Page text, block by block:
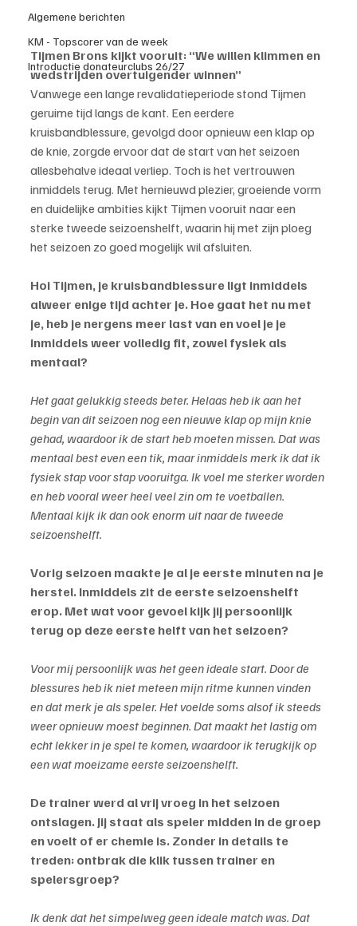
Algemene berichten
KM - Topscorer van de week
Introductie donateurclubs 26/27
Tijmen Brons kijkt vooruit: “We willen klimmen en
wedstrijden overtuigender winnen”
Vanwege een lange revalidatieperiode stond Tijmen
geruime tijd langs de kant. Een eerdere
kruisbandblessure, gevolgd door opnieuw een klap op
de knie, zorgde ervoor dat de start van het seizoen
allesbehalve ideaal verliep. Toch is het vertrouwen
inmiddels terug. Met hernieuwd plezier, groeiende vorm
en duidelijke ambities kijkt Tijmen vooruit naar een
sterke tweede seizoenshelft, waarin hij met zijn ploeg
het seizoen zo goed mogelijk wil afsluiten.
Hoi Tijmen, je kruisbandblessure ligt inmiddels
alweer enige tijd achter je. Hoe gaat het nu met
je, heb je nergens meer last van en voel je je
inmiddels weer volledig fit, zowel fysiek als
mentaal?
Het gaat gelukkig steeds beter. Helaas heb ik aan het
begin van dit seizoen nog een nieuwe klap op mijn knie
gehad, waardoor ik de start heb moeten missen. Dat was
mentaal best even een tik, maar inmiddels merk ik dat ik
fysiek stap voor stap vooruitga. Ik voel me sterker worden
en heb vooral weer heel veel zin om te voetballen.
Mentaal kijk ik dan ook enorm uit naar de tweede
seizoenshelft.
Vorig seizoen maakte je al je eerste minuten na je
herstel. Inmiddels zit de eerste seizoenshelft
erop. Met wat voor gevoel kijk jij persoonlijk
terug op deze eerste helft van het seizoen?
Voor mij persoonlijk was het geen ideale start. Door de
blessures heb ik niet meteen mijn ritme kunnen vinden
en dat merk je als speler. Het voelde soms alsof ik steeds
weer opnieuw moest beginnen. Dat maakt het lastig om
echt lekker in je spel te komen, waardoor ik terugkijk op
een wat moeizame eerste seizoenshelft.
De trainer werd al vrij vroeg in het seizoen
ontslagen. Jij staat als speler midden in de groep
en voelt of er chemie is. Zonder in details te
treden: ontbrak die klik tussen trainer en
spelersgroep?
Ik denk dat het simpelweg geen ideale match was. Dat